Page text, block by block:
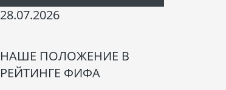
28.07.2026
НАШЕ ПОЛОЖЕНИЕ В
РЕЙТИНГЕ ФИФА